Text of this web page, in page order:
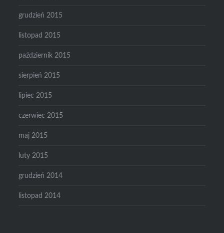
grudzień 2015
listopad 2015
październik 2015
sierpień 2015
lipiec 2015
czerwiec 2015
maj 2015
luty 2015
grudzień 2014
listopad 2014